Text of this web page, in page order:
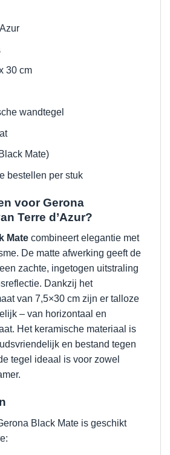
30 cm
wandtegel
Mate)
bestellen per stuk
voor Gerona
Terre d’Azur?
Mate combineert elegantie met
De matte afwerking geeft de
zachte, ingetogen uitstraling
Dankzij het
van 7,5×30 cm zijn er talloze
– van horizontaal en
Het keramische materiaal is
en bestand tegen
tegel ideaal is voor zowel
Black Mate is geschikt